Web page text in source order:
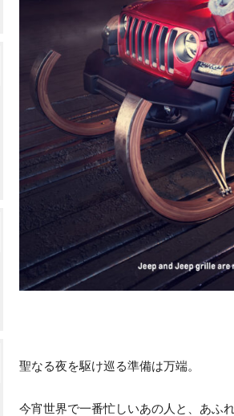
聖なる夜を駆け巡る準備は万端。
今宵世界で一番忙しいあの人と、あふ